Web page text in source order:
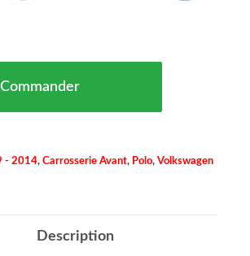
Commander
- 2014, Carrosserie Avant, Polo, Volkswagen
Description